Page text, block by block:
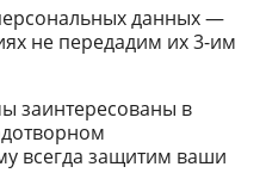
данных —
не передадим их 3-им
заинтересованы в
всегда защитим ваши